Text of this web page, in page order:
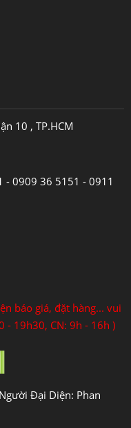
10 , TP.HCM
- 0909 36 5151 - 0911
báo giá, đặt hàng... vui
- 19h30, CN: 9h - 16h )
Đại Diện: Phan